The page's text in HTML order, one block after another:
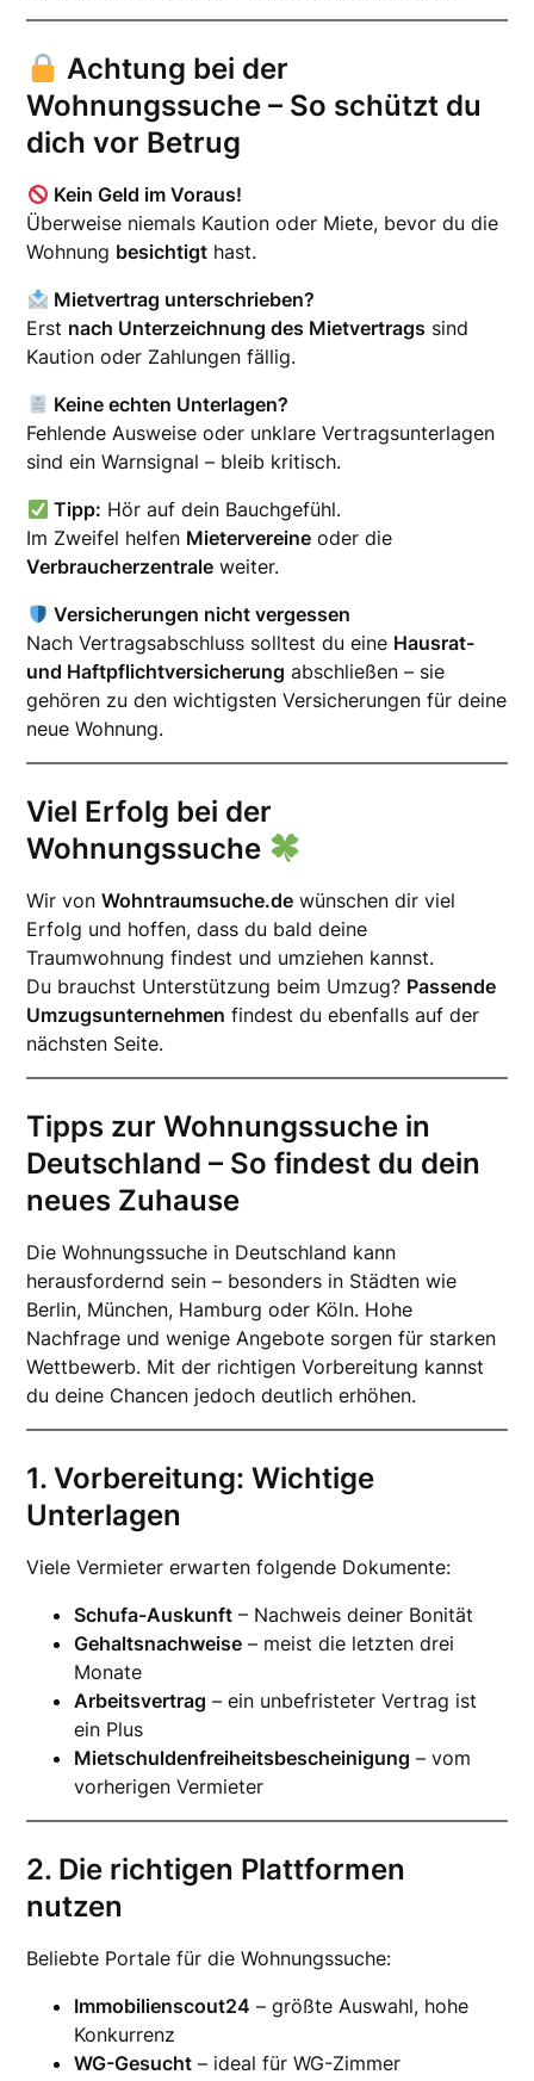
Achtung bei der
Wohnungssuche – So schützt du
dich vor Betrug
Kein Geld im Voraus!
Überweise niemals Kaution oder Miete, bevor du die
Wohnung besichtigt hast.
Mietvertrag unterschrieben?
Erst nach Unterzeichnung des Mietvertrags sind
Kaution oder Zahlungen fällig.
Keine echten Unterlagen?
Fehlende Ausweise oder unklare Vertragsunterlagen
sind ein Warnsignal – bleib kritisch.
Tipp: Hör auf dein Bauchgefühl.
Im Zweifel helfen Mietervereine oder die
Verbraucherzentrale weiter.
Versicherungen nicht vergessen
Nach Vertragsabschluss solltest du eine Hausrat-
und Haftpflichtversicherung abschließen – sie
gehören zu den wichtigsten Versicherungen für deine
neue Wohnung.
Viel Erfolg bei der
Wohnungssuche
Wir vonWohntraumsuche.de wünschen dir viel
Erfolg und hoffen, dass du bald deine
Traumwohnung findest und umziehen kannst.
Du brauchst Unterstützung beim Umzug? Passende
Umzugsunternehmen findest du ebenfalls auf der
nächsten Seite.
Tipps zur Wohnungssuche in
Deutschland – So findest du dein
neues Zuhause
Die Wohnungssuche in Deutschland kann
herausfordernd sein – besonders in Städten wie
Berlin, München, Hamburg oder Köln. Hohe
Nachfrage und wenige Angebote sorgen für starken
Wettbewerb. Mit der richtigen Vorbereitung kannst
du deine Chancen jedoch deutlich erhöhen.
1. Vorbereitung: Wichtige
Unterlagen
Viele Vermieter erwarten folgende Dokumente:
Schufa-Auskunft – Nachweis deiner Bonität
Gehaltsnachweise – meist die letzten drei
Monate
Arbeitsvertrag – ein unbefristeter Vertrag ist
ein Plus
Mietschuldenfreiheitsbescheinigung – vom
vorherigen Vermieter
2. Die richtigen Plattformen
nutzen
Beliebte Portale für die Wohnungssuche:
Immobilienscout24 – größte Auswahl, hohe
Konkurrenz
WG-Gesucht – ideal für WG-Zimmer